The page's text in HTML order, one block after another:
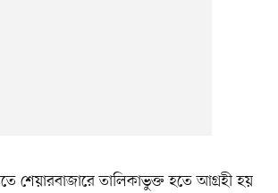
শেয়ারবাজারে তালিকাভুক্ত হতে আগ্রহী হয়